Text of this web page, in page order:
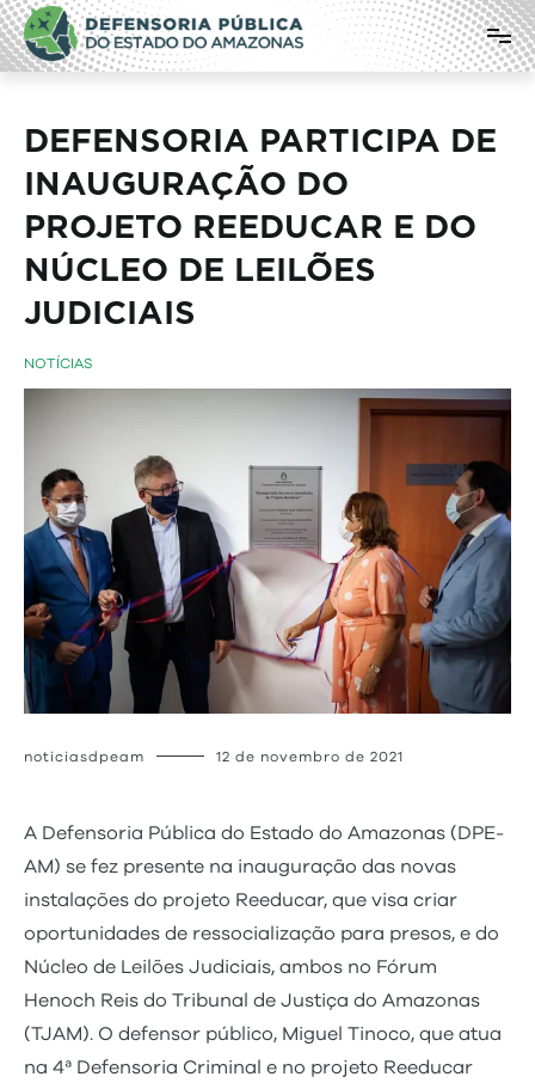
Pular
para
o
conteúdo
Defensoria Pública do Estado do
Amazonas
DEFENSORIA PARTICIPA DE
INAUGURAÇÃO DO
PROJETO REEDUCAR E DO
NÚCLEO DE LEILÕES
JUDICIAIS
NOTÍCIAS
noticiasdpeam 12 de novembro de 2021
A Defensoria Pública do Estado do Amazonas (DPE-
AM) se fez presente na inauguração das novas
instalações do projeto Reeducar, que visa criar
oportunidades de ressocialização para presos, e do
Núcleo de Leilões Judiciais, ambos no Fórum
Henoch Reis do Tribunal de Justiça do Amazonas
(TJAM). O defensor público, Miguel Tinoco, que atua
na 4ª Defensoria Criminal e no projeto Reeducar